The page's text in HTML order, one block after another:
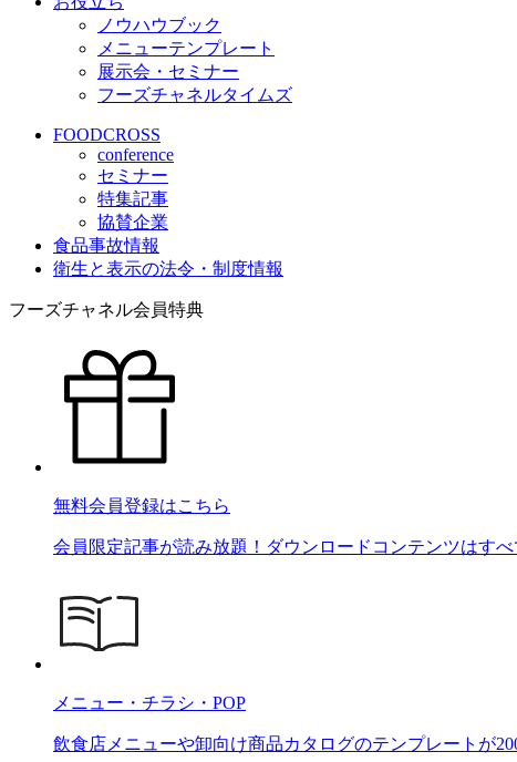
ノウハウブック
メニューテンプレート
展示会・セミナー
フーズチャネルタイムズ
FOODCROSS
conference
セミナー
特集記事
協賛企業
食品事故情報
衛生と表示の法令・制度情報
フーズチャネル会員特典
無料会員登録はこちら
会員限定記事が読み放題！ダウンロードコンテンツはす
メニュー・チラシ・POP
飲食店メニューや卸向け商品カタログのテンプレートが